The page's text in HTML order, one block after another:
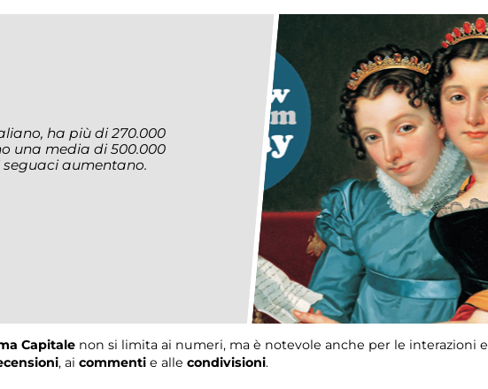
ha più di 270.000
una media di 500.000
seguaci aumentano.
Capitale non si limita ai numeri, ma è notevole anche per le interazioni e
, ai commenti e alle condivisioni.